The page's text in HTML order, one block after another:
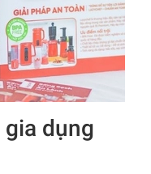
dụng